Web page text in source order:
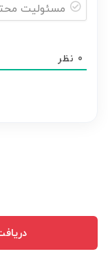
هر
0 نظر